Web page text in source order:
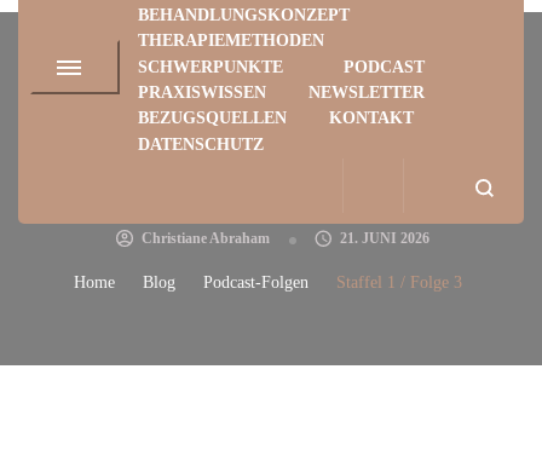
BEHANDLUNGSKONZEPT
THERAPIEMETHODEN
SCHWERPUNKTE
PODCAST
PRAXISWISSEN
NEWSLETTER
BEZUGSQUELLEN
KONTAKT
DATENSCHUTZ
PODCAST-FOLGEN
Christiane Abraham 21. JUNI 2026
Home Blog Podcast-Folgen Staffel 1 / Folge 3